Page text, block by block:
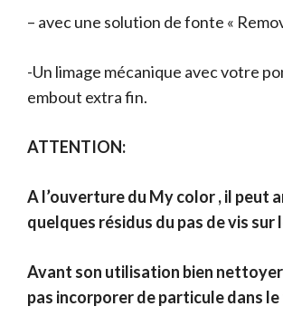
– avec une solution de fonte «
-Un limage mécanique avec votre
embout extra fin.
ATTENTION:
A l’ouverture du My color , il peut
quelques résidus du pas de vis sur
Avant son utilisation bien nettoyer
pas incorporer de particule dans le